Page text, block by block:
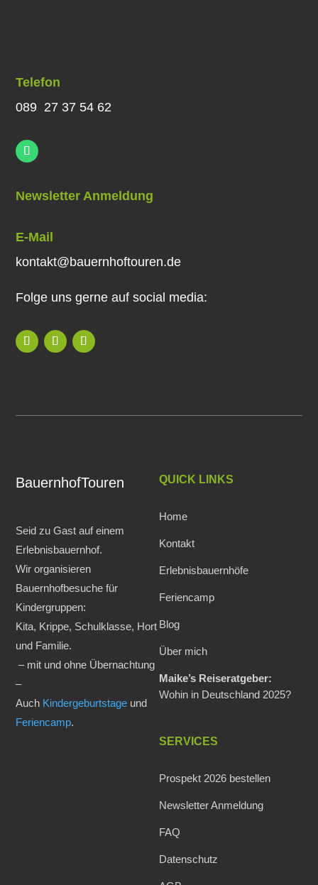
Telefon
089 27 37 54 62
Newsletter Anmeldung
E-Mail
kontakt@bauernhoftouren.de
Folge uns gerne auf social media:
BauernhofTouren
Seid zu Gast auf einem
Erlebnisbauernhof.
Wir organisieren
Bauernhofbesuche für
Kindergruppen:
Kita, Krippe, Schulklasse, Hort
und Familie.
– mit und ohne Übernachtung
–
Auch Kindergeburtstage und
Feriencamp.
QUICK LINKS
Home
Kontakt
Erlebnisbauernhöfe
Feriencamp
Blog
Über mich
Maike’s Reiseratgeber:
Wohin in Deutschland 2025?
SERVICES
Prospekt 2026 bestellen
Newsletter Anmeldung
FAQ
Datenschutz